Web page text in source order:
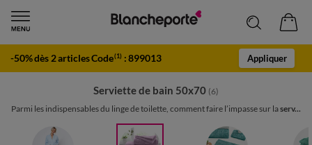
-50% dès 2 articles Code(1) :899013 Appliquer
Serviette de bain 50x70 (6)
Parmi les indispensables du linge de toilette, comment faire l’impasse sur laserv...